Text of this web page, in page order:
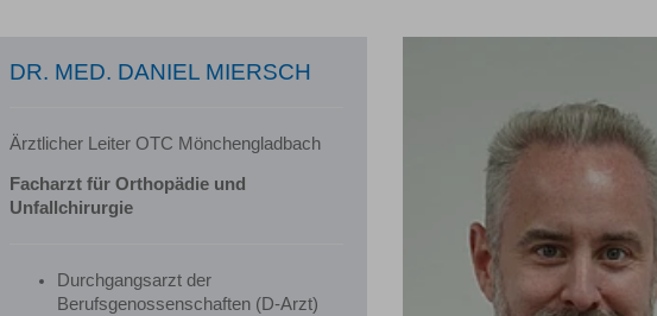
DR. MED. DANIEL MIERSCH
Ärztlicher Leiter OTC Mönchengladbach
Facharzt für Orthopädie und
Unfallchirurgie
Durchgangsarzt der
Berufsgenossenschaften (D-Arzt)